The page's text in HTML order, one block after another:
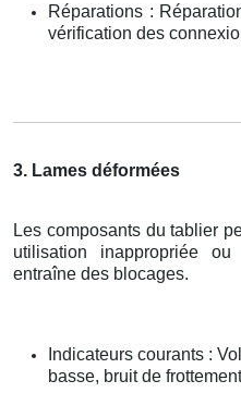
Réparations :
vérification des
3. Lames déformées
Les composants du tablier
utilisation inappropriée
entraîne des blocages.
Indicateurs courants :
basse, bruit de